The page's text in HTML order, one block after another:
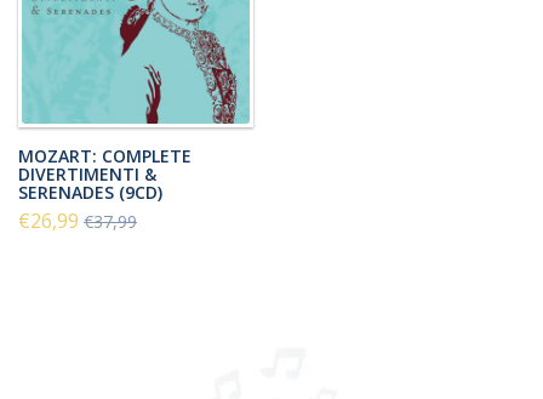
MOZART: COMPLETE
DIVERTIMENTI &
SERENADES (9CD)
€26,99 €37,99